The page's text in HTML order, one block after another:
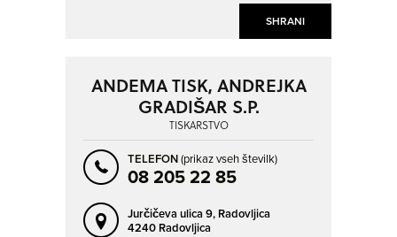
SHRANI
ANDEMA TISK, ANDREJKA
GRADIŠAR S.P.
TISKARSTVO
TELEFON(prikaz vseh številk)
08 205 22 85
Jurčičeva ulica 9, Radovljica
4240 Radovljica